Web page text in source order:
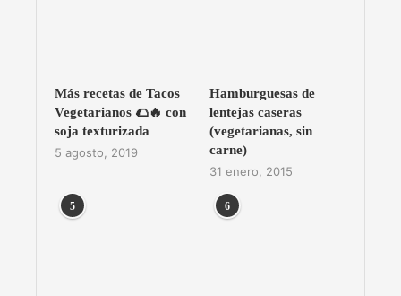
Más recetas de Tacos
Vegetarianos 🌮🔥 con
soja texturizada
5 agosto, 2019
Hamburguesas de
lentejas caseras
(vegetarianas, sin
carne)
31 enero, 2015
5 6